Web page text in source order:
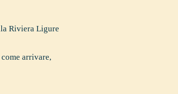
Riviera Ligure
arrivare,